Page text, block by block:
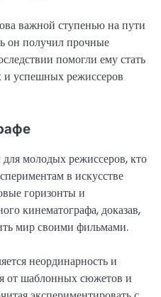
важной ступенью на пути
он получил прочные
помогли ему стать
успешных режиссеров
молодых режиссеров, кто
в искусстве
горизонты и
кинематографа, доказав,
мир своими фильмами.
неординарность и
от шаблонных сюжетов и